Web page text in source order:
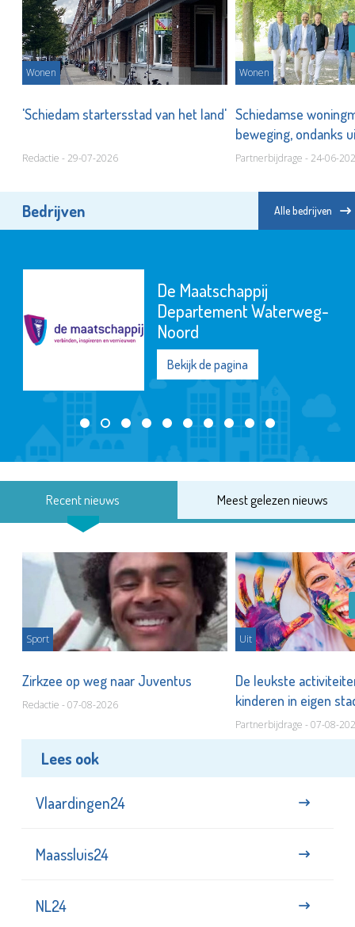
Wonen
'Schiedam startersstad van het land'
Redactie - 29-07-2026
Wonen
Schiedamse
beweging, ondanks
Partnerbijdrage - 24-06-
Bedrijven Alle bedrijven
De Maatschappij
Departement Waterweg-
Noord
Bekijk de pagina
Recent nieuws Meest gelezen nieuws
Sport
Zirkzee op weg naar Juventus
Redactie - 07-08-2026
Uit
De leukste
kinderen in eigen
Partnerbijdrage - 07-08-
Lees ook
Vlaardingen24
Maassluis24
NL24